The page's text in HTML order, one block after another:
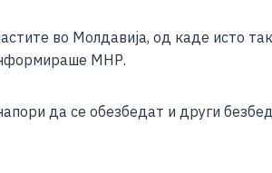
во Молдавија, од каде исто
МНР.
да се обезбедат и други